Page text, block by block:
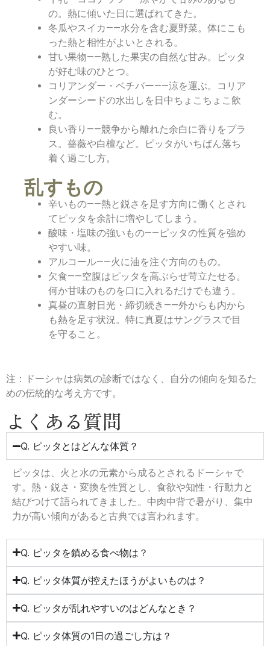
の。熱に傾いた日に選ばれてきた。
冬瓜やスイカ——水分を含む夏野菜。体にこも
った熱と相性がよいとされる。
甘い果物——熟した果実の自然な甘み。ピッタ
が好む味のひとつ。
コリアンダー・ベチバー——涼を運ぶ。コリア
ンダーシードの水出しを日中ちょこちょこ飲
む。
良い香り——競争から離れた余白に香りをプラ
ス。薔薇や白檀など。ピッタがいちばん落ち
着く過ごし方。
乱すもの
辛いもの——熱と鋭さを足す方向に働くとされ
てピッタを余計に増やしてしまう。
酸味・塩味の強いもの——ピッタの性質を強め
やすい味。
アルコール——火に油を注ぐ方向のもの。
欠食——空腹はピッタを高ぶらせ苛立たせる。
何か甘味のものを口に入れるだけでも違う。
真昼の直射日光・締切続き——外からも内から
も熱を足す状況。特に真夏はサングラスで目
を守ること。
注：ドーシャは病気の診断ではなく、自分の傾向を知るた
めの伝統的な考え方です。
よくある質問
Q. ピッタとはどんな体質？
ピッタは、火と水の元素から成るとされるドーシャで
す。熱・鋭さ・変換を性質とし、食欲や知性・行動力と
結びつけて語られてきました。中肉中背で暑がり、集中
力が高い傾向があると古典では言われます。
Q. ピッタを鎮める食べ物は？
Q. ピッタ体質が控えたほうがよいものは？
Q. ピッタが乱れやすいのはどんなとき？
Q. ピッタ体質の1日の過ごし方は？